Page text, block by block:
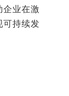
企业在激
可持续发